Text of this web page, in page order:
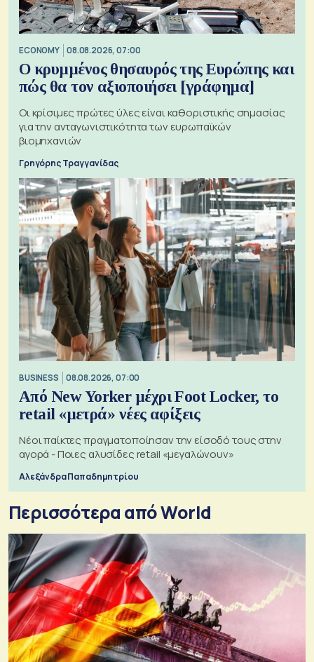
ECONOMY 08.08.2026, 07:00
Ο κρυμμένος θησαυρός της Ευρώπης και
πώς θα τον αξιοποιήσει [γράφημα]
Οι κρίσιμες πρώτες ύλες είναι καθοριστικής σημασίας
για την ανταγωνιστικότητα των ευρωπαϊκών
βιομηχανιών
Γρηγόρης Τραγγανίδας
BUSINESS 08.08.2026, 07:00
Από New Yorker μέχρι Foot Locker, το
retail «μετρά» νέες αφίξεις
Νέοι παίκτες πραγματοποίησαν την είσοδό τους στην
αγορά - Ποιες αλυσίδες retail «μεγαλώνουν»
Αλεξάνδρα Παπαδημητρίου
Περισσότερα από World